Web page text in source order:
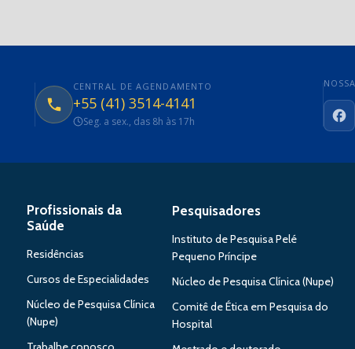
CENTRAL DE AGENDAMENTO
+55 (41) 3514-4141
Seg. a sex., das 8h às 17h
Profissionais da
Saúde
Residências
Cursos de Especialidades
Núcleo de Pesquisa Clínica
(Nupe)
Pesquisadores
Instituto de Pesquisa Pelé
Pequeno Príncipe
Núcleo de Pesquisa Clínica (Nupe)
Comitê de Ética em Pesquisa do
Hospital